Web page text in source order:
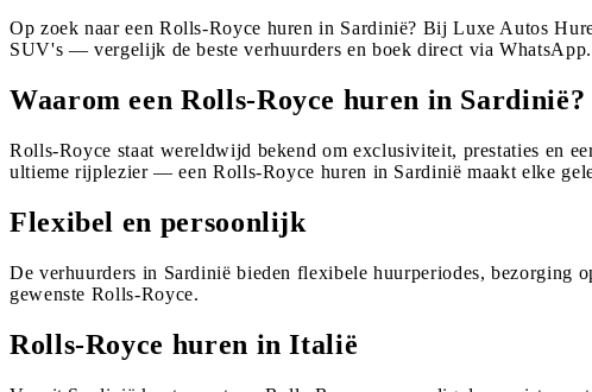
Op zoek naar een Rolls-Royce huren in Sardinië? Bij Luxe Autos
SUV's — vergelijk de beste verhuurders en boek direct via WhatsApp.
Waarom een Rolls-Royce huren in Sardinië?
Rolls-Royce staat wereldwijd bekend om exclusiviteit, prestaties en
ultieme rijplezier — een Rolls-Royce huren in Sardinië maakt elke
Flexibel en persoonlijk
De verhuurders in Sardinië bieden flexibele huurperiodes, bezorging
gewenste Rolls-Royce.
Rolls-Royce huren in Italië